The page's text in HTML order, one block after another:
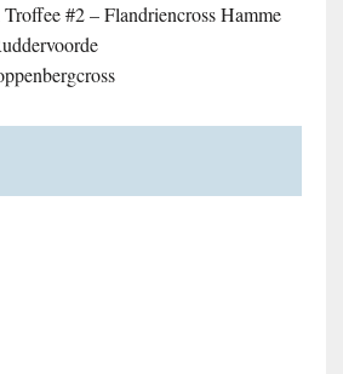
#2 – Flandriencross Hamme